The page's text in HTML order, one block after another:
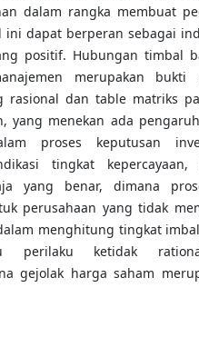
dalam rangka membuat
ini dapat berperan sebagai
positif. Hubungan timbal
merupakan bukti
rasional dan table matriks
yang menekan ada
proses keputusan
tingkat kepercayaan,
yang benar, dimana
perusahaan yang tidak
menghitung tingkat
perilaku ketidak
gejolak harga saham